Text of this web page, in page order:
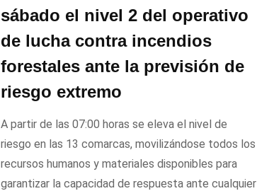
sábado el nivel 2 del operativo
de lucha contra incendios
forestales ante la previsión de
riesgo extremo
A partir de las 07:00 horas se eleva el nivel de
riesgo en las 13 comarcas, movilizándose todos los
recursos humanos y materiales disponibles para
garantizar la capacidad de respuesta ante cualquier